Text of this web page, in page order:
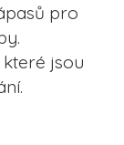
pro
které jsou